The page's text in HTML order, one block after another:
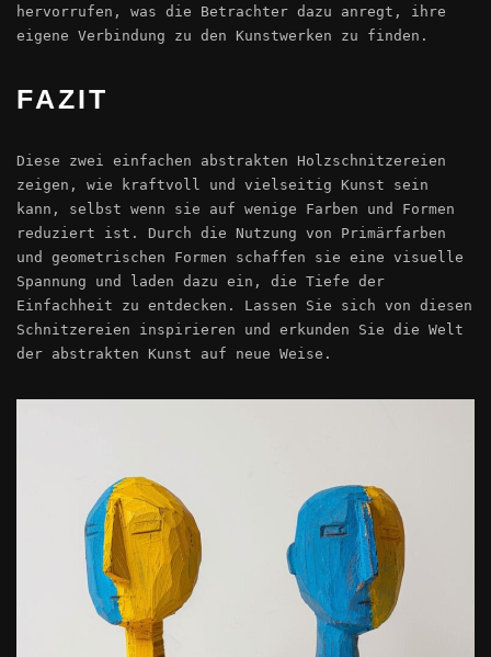
hervorrufen, was die Betrachter dazu anregt, ihre
eigene Verbindung zu den Kunstwerken zu finden.
FAZIT
Diese zwei einfachen abstrakten Holzschnitzereien
zeigen, wie kraftvoll und vielseitig Kunst sein
kann, selbst wenn sie auf wenige Farben und Formen
reduziert ist. Durch die Nutzung von Primärfarben
und geometrischen Formen schaffen sie eine visuelle
Spannung und laden dazu ein, die Tiefe der
Einfachheit zu entdecken. Lassen Sie sich von diesen
Schnitzereien inspirieren und erkunden Sie die Welt
der abstrakten Kunst auf neue Weise.